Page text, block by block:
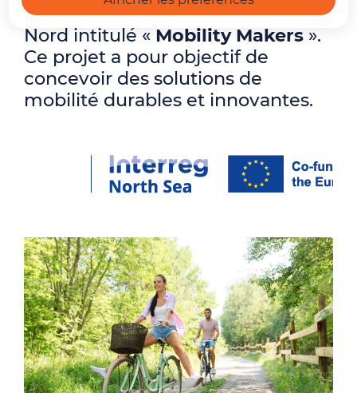
Interregde la région de la mer du
Nord intitulé « Mobility Makers ».
Ce projet a pour objectif de
concevoir des solutions de
mobilité durables et innovantes.